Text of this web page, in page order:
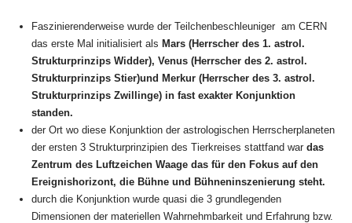
Faszinierenderweise wurde der Teilchenbeschleuniger am CERN
das erste Mal initialisiert als Mars (Herrscher des 1. astrol.
Strukturprinzips Widder), Venus (Herrscher des 2. astrol.
Strukturprinzips Stier)und Merkur (Herrscher des 3. astrol.
Strukturprinzips Zwillinge) in fast exakter Konjunktion
standen.
der Ort wo diese Konjunktion der astrologischen Herrscherplaneten
der ersten 3 Strukturprinzipien des Tierkreises stattfand war das
Zentrum des Luftzeichen Waage das für den Fokus auf den
Ereignishorizont, die Bühne und Bühneninszenierung steht.
durch die Konjunktion wurde quasi die 3 grundlegenden
Dimensionen der materiellen Wahrnehmbarkeit und Erfahrung bzw.